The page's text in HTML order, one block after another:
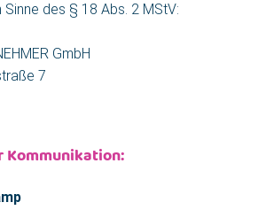
des § 18 Abs. 2 MStV:
GmbH
7
Kommunikation: